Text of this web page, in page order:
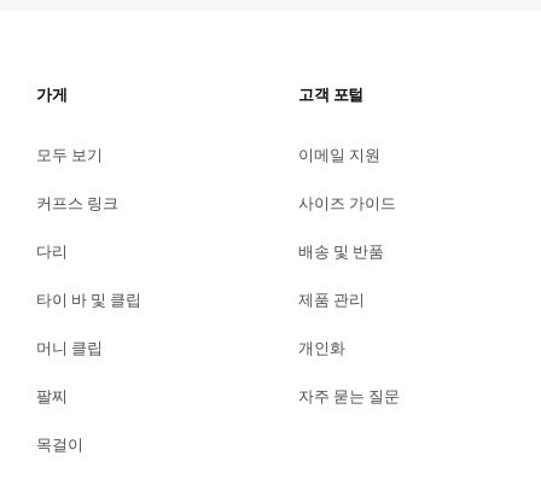
가게
모두 보기
커프스 링크
다리
타이 바 및 클립
머니 클립
팔찌
목걸이
고객 포털
이메일 지원
사이즈 가이드
배송 및 반품
제품 관리
개인화
자주 묻는 질문